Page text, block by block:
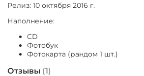
Релиз: 10 октября 2016 г.
Наполнение:
CD
Фотобук
Фотокарта (рандом 1 шт.)
Отзывы (1)